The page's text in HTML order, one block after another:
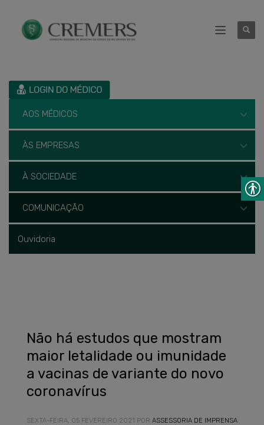
AOS MÉDICOS
ÀS EMPRESAS
À SOCIEDADE
COMUNICAÇÃO
Ouvidoria
Não há estudos que mostram
maior letalidade ou imunidade
a vacinas de variante do novo
coronavírus
SEXTA-FEIRA, 05 FEVEREIRO 2021 POR ASSESSORIA DE IMPRENSA